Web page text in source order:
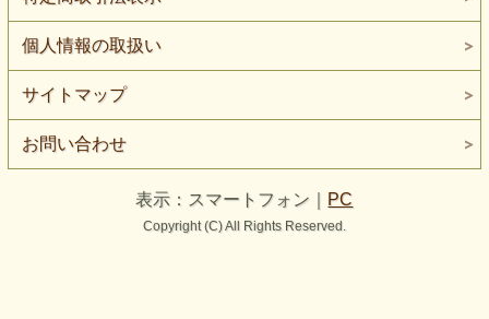
個人情報の取扱い
サイトマップ
お問い合わせ
表示：スマートフォン｜ PC
Copyright (C) All Rights Reserved.